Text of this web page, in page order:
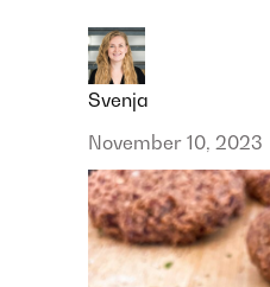
Svenja
November 10, 2023